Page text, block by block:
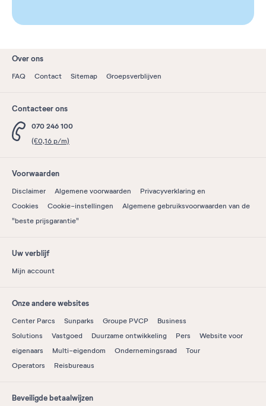
Over ons
FAQ Contact Sitemap Groepsverblijven
Contacteer ons
070 246 100
(€0,16 p/m)
Voorwaarden
Disclaimer Algemene voorwaarden
Privacyverklaring en
Cookies
Cookie-instellingen
Algemene gebruiksvoorwaarden van de
"beste prijsgarantie"
Uw verblijf
Mijn account
Onze andere websites
Center Parcs Sunparks Groupe PVCP
Business
Solutions
Vastgoed Duurzame ontwikkeling Pers
Website voor
eigenaars
Multi-eigendom Ondernemingsraad
Tour
Operators
Reisbureaus
Beveiligde betaalwijzen